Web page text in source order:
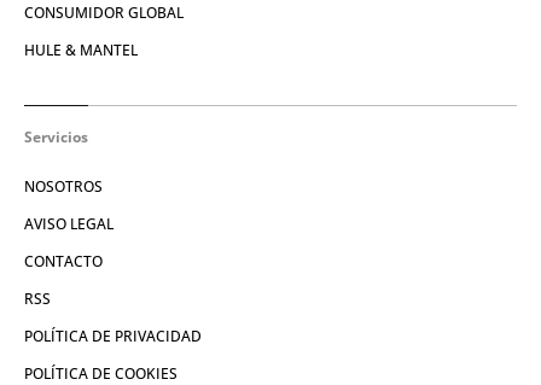
CONSUMIDOR GLOBAL
HULE & MANTEL
Servicios
NOSOTROS
AVISO LEGAL
CONTACTO
RSS
POLÍTICA DE PRIVACIDAD
POLÍTICA DE COOKIES